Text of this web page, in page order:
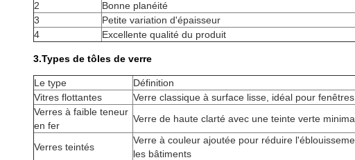
2
Bonne planéité
3
Petite variation d'épaisseur
4
Excellente qualité du produit
3.Types de tôles de verre
Le type
Définition
Vitres flottantes
Verre classique à surface lisse, idéal pour
Verres à faible teneur
en fer
Verre de haute clarté avec une teinte verte
Verres teintés
Verre à couleur ajoutée pour réduire
les bâtiments